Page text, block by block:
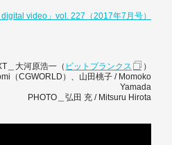
video」vol. 227（2017年7月号）
＿大河原浩一（ ビットプランクス
）
（CGWORLD）、山田桃子 / Momoko
Yamada
PHOTO＿弘田 充 / Mitsuru Hirota